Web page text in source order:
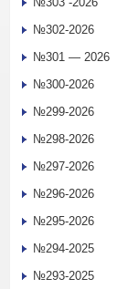
№302-2026
№301 — 2026
№300-2026
№299-2026
№298-2026
№297-2026
№296-2026
№295-2026
№294-2025
№293-2025